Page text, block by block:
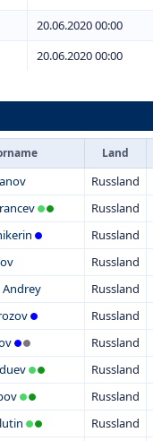
20.06.2020 00:00
20.06.2020 00:00
Land
Russland
Russland
Russland
Russland
Andrey Russland
Russland
Russland
Russland
Russland
Russland